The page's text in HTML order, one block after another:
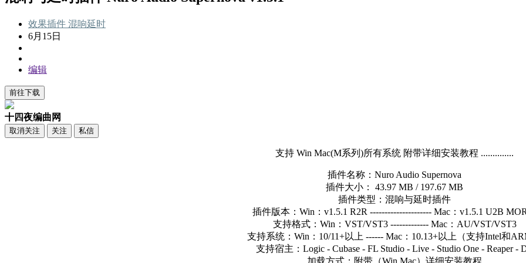
效果插件 混响延时
6月15日
编辑
前往下载
十四夜编曲网
取消关注 关注 私信
支持 Win Mac(M系列)所有系统 附带详细安装教程 ..............
插件名称：Nuro Audio Supernova
插件大小： 43.97 MB / 197.67 MB
插件类型：混响与延时插件
插件版本：Win：v1.5.1 R2R --------------------- Mac：v1.5.1 U2B
支持格式：Win：VST/VST3 ------------- Mac：AU/VST/VST3
支持系统：Win：10/11+以上 ------ Mac：10.13+以上（支持Intel和
支持宿主：Logic - Cubase - FL Studio - Live - Studio One - Reaper -
加载方式：附带（Win Mac）详细安装教程